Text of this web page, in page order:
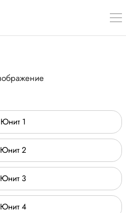
Юнит 1
Юнит 2
Юнит 3
Юнит 4